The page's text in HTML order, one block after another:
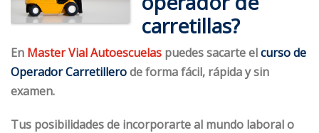
carretillas?
En Master Vial Autoescuelas puedes sacarte elcurso de
Operador Carretillerode formafácil, rápida y sin
examen.
Tus posibilidades de incorporarte al mundo laboral o